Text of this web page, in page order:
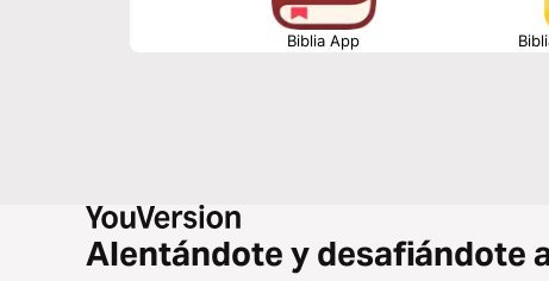
Biblia App
Alentándote y desafiándote